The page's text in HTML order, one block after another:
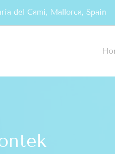
del Cami, Mallorca, Spain